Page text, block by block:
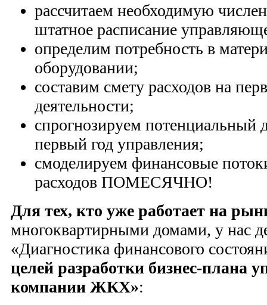
рассчитаем необходимую
штатное расписание
определим потребность в
оборудовании;
составим смету расходов на
деятельности;
спрогнозируем потенциальный
первый год управления;
смоделируем финансовые
расходов ПОМЕСЯЧНО!
Для тех, кто уже работает на
многоквартирными домами, у нас
«Диагностика финансового
целей разработки бизнес-плана
компании ЖКХ»: